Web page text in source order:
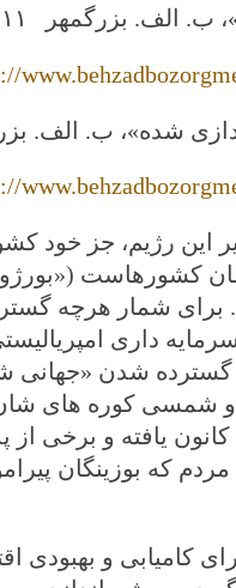
بزرگمهر ۱۱ آذرماه ۱۳۸۹
://
شده»، ب. الف.
این رژیم، جز خود
کشورهاست
شمار هرچه
داری
شدن «جهانی
و شمسی کوره های
کانون یافته و برخی
مردم که بوزینگان
کامیابی و بهبودی